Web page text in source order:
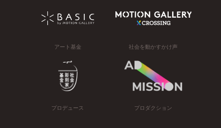
アート基金 社会を動かすかけ声
プロデュース プロダクション